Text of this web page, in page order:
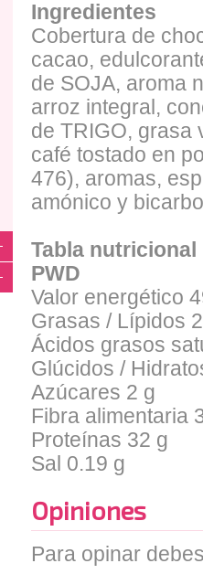
Ingredientes
Cobertura de
cacao,
de SOJA, aroma
arroz integral,
de TRIGO, grasa
café tostado en
476), aromas,
amónico y
Tabla nutricional
PWD
Valor energético
Grasas / Lípidos
Ácidos grasos
Glúcidos /
Azúcares 2 g
Fibra alimentaria
Proteínas 32 g
Sal 0.19 g
Opiniones
Para opinar